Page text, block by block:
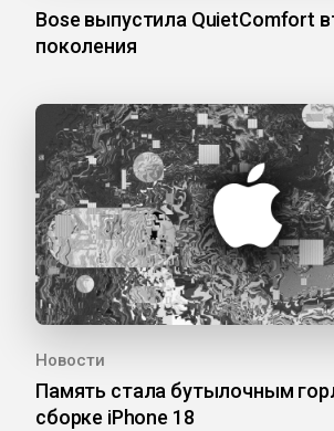
Bose выпустила QuietComfort
поколения
Новости
Память стала бутылочным
сборке iPhone 18